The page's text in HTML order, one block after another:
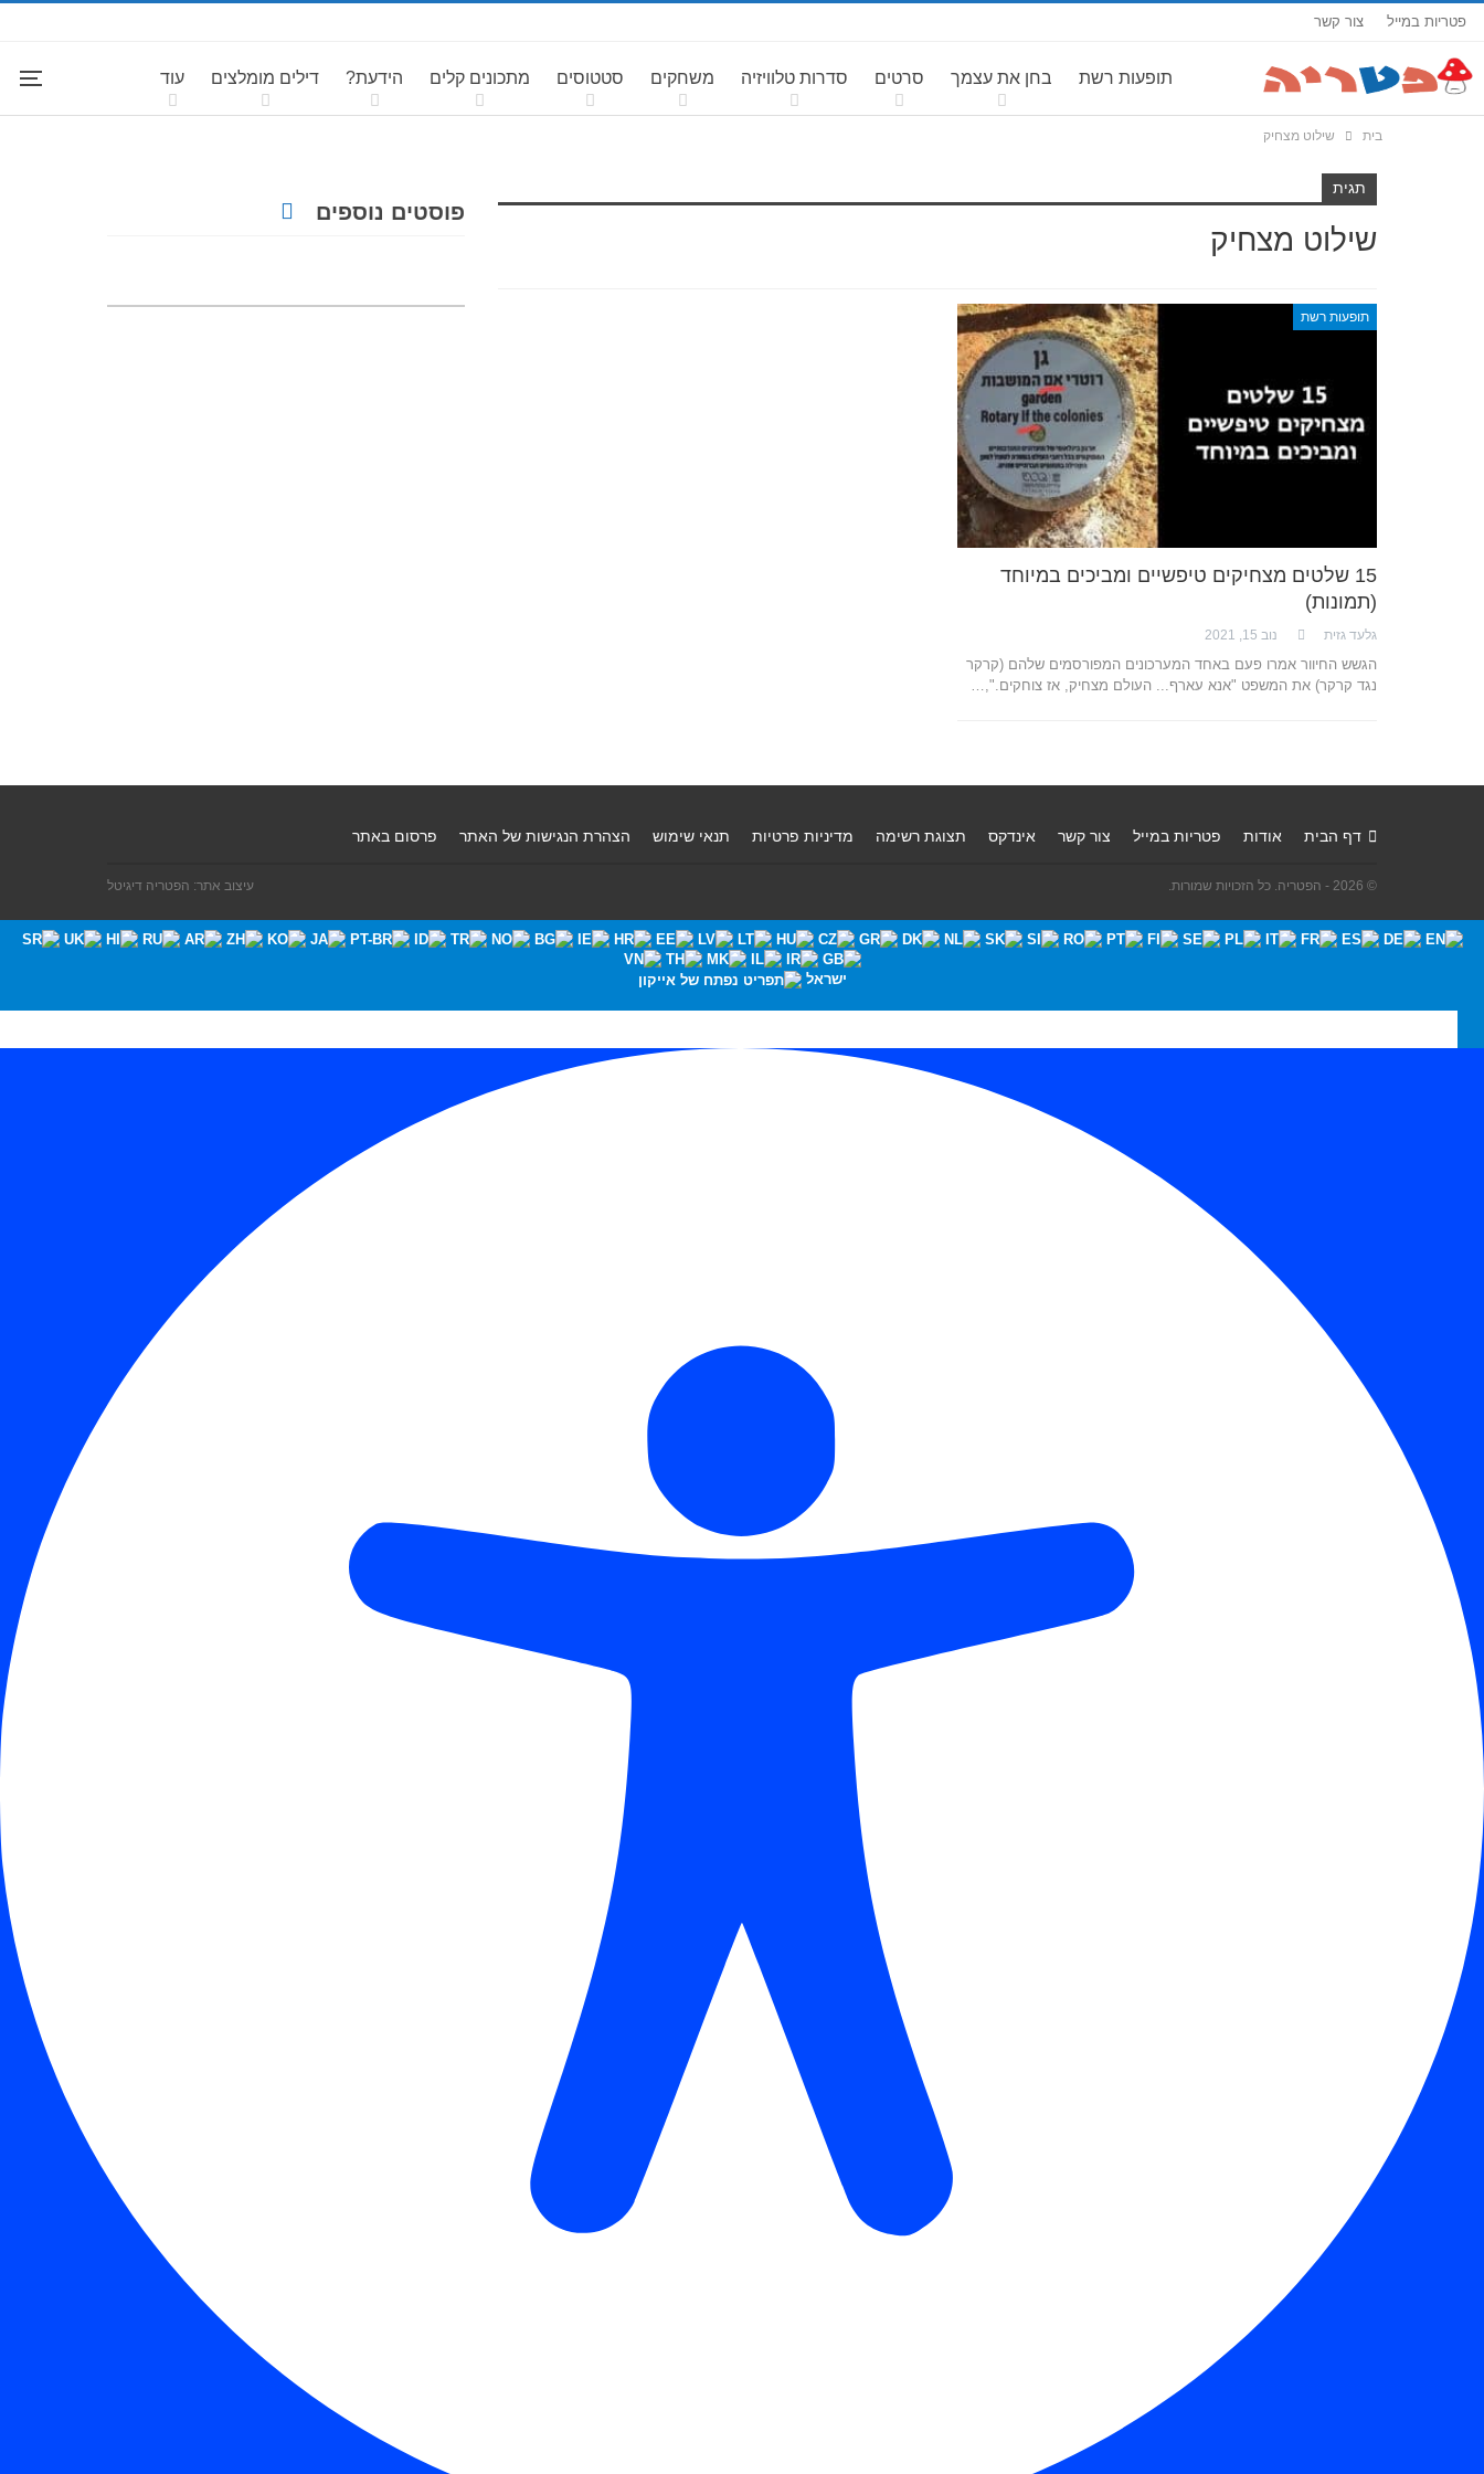
פטריות במייל צור קשר
תופעות רשת בחן את עצמך סרטים סדרות טלוויזיה משחקים סטטוסים מתכונים קלים הידעת? דילים מומלצים עוד
בית שילוט מצחיק
תגית
שילוט מצחיק
תופעות רשת
15 שלטים מצחיקים טיפשיים ומביכים במיוחד
(תמונות)
גלעד גזית נוב 15, 2021
הגשש החיוור אמרו פעם באחד המערכונים המפורסמים שלהם (קרקר
נגד קרקר) את המשפט "אנא עארף... העולם מצחיק, אז צוחקים.",…
פוסטים נוספים
דף הבית אודות פטריות במייל צור קשר אינדקס תצוגת רשימה מדיניות פרטיות תנאי שימוש הצהרת הנגישות של האתר פרסום באתר
© 2026 - הפטריה. כל הזכויות שמורות. עיצוב אתר: הפטריה דיגיטל
ישראל